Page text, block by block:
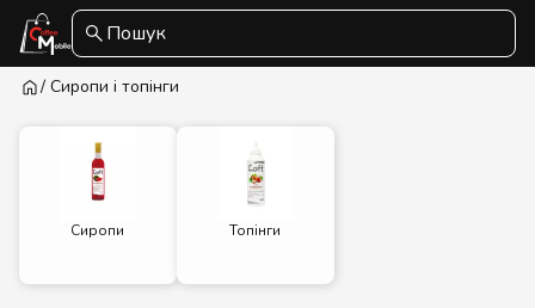
Пошук
/ Сиропи і топінги
Сиропи Топінги